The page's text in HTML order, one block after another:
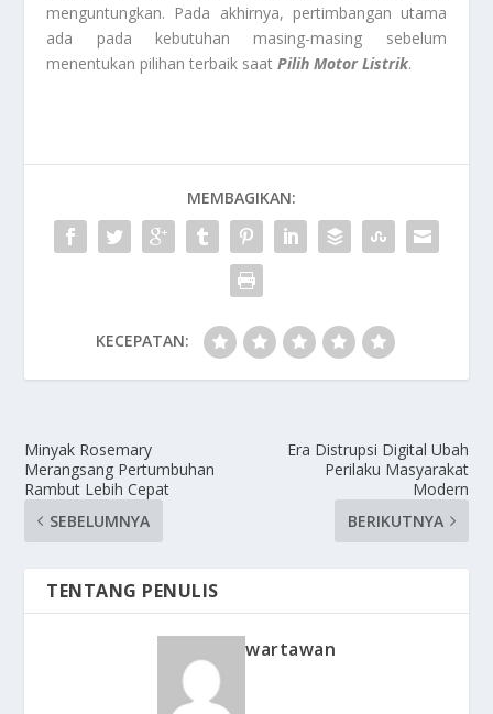
menguntungkan. Pada akhirnya, pertimbangan utama
ada pada kebutuhan masing-masing sebelum
menentukan pilihan terbaik saatPilih Motor Listrik.
MEMBAGIKAN:
KECEPATAN:
Minyak Rosemary
Merangsang Pertumbuhan
Rambut Lebih Cepat
SEBELUMNYA
Era Distrupsi Digital Ubah
Perilaku Masyarakat
Modern
BERIKUTNYA
TENTANG PENULIS
wartawan